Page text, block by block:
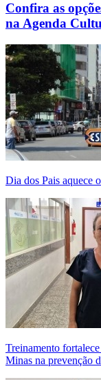
Confira as
na Agenda
Dia dos Pais aquece
Treinamento
Minas na prevenção